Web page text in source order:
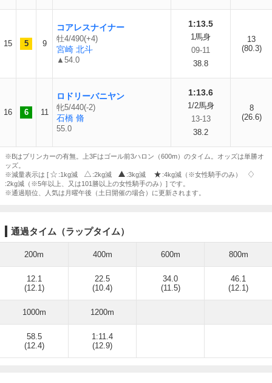
15 5 9
コアレスナイナー
牡4/490(+4)
宮崎 北斗
▲54.0
1:13.5
1馬身
09-11
38.8
13
(80.3)
16 6 11
ロドリーバニヤン
牝5/440(-2)
石橋 脩
55.0
1:13.6
1/2馬身
13-13
38.2
8
(26.6)
※Bはブリンカーの有無。上3Fはゴール前3ハロン（600m）のタイム。オッズは単勝オ
ッズ。
※減量表示は [
:1kg減 :2kg減 :3kg減
:4kg減（※女性騎手のみ）
:2kg減（※5年以上、又は101勝以上の女性騎手のみ）] です。
※通過順位、人気は月曜午後（土日開催の場合）に更新されます。
通過タイム（ラップタイム）
200m 400m 600m 800m
12.1
(12.1)
22.5
(10.4)
34.0
(11.5)
46.1
(12.1)
1000m 1200m
58.5
(12.4)
1:11.4
(12.9)